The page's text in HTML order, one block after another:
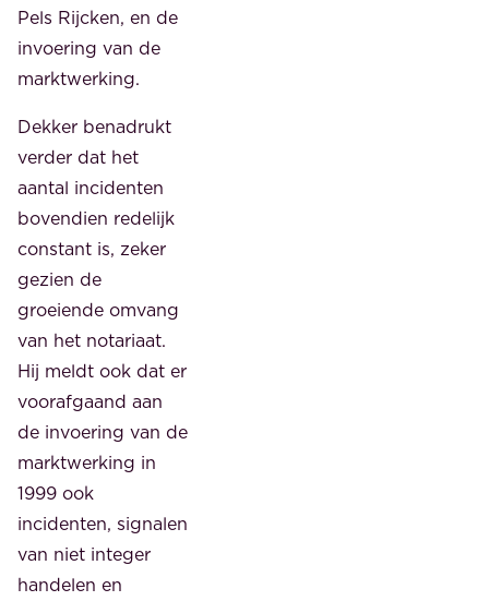
Pels Rijcken, en de
invoering van de
marktwerking.
Dekker benadrukt
verder dat het
aantal incidenten
bovendien redelijk
constant is, zeker
gezien de
groeiende omvang
van het notariaat.
Hij meldt ook dat er
voorafgaand aan
de invoering van de
marktwerking in
1999 ook
incidenten, signalen
van niet integer
handelen en